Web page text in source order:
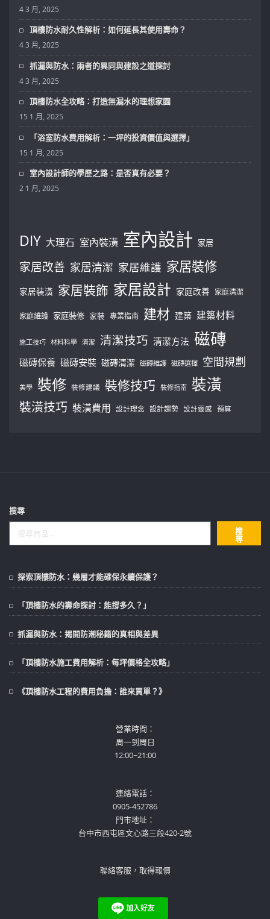
4 3 月, 2025
頂樓防水耐久性解析：如何延長其使用壽命？
4 3 月, 2025
抓漏與防水：兩者的異同與建設之道探討
4 3 月, 2025
頂樓防水全攻略：打造無漏水的理想家園
15 1 月, 2025
「浴室防水費用解析：一坪的投資價值與選擇」
15 1 月, 2025
室內設計師的學歷之路：是否真有必要？
2 1 月, 2025
DIY 大理石 室內裝潢 室內設計 家居
家居改善 家居清潔 家居維護 家居裝修
家居裝潢 家居裝飾 家居設計 家庭改善 家庭清潔
家庭維護 家庭裝修 家裝 專業指南 建材 建築 建築材料
施工技巧 材料科學 清潔 清潔技巧 清潔方法 磁磚
磁磚保養 磁磚安裝 磁磚清潔 磁磚維護 磁磚選擇 空間規劃
美學 裝修 裝修建議 裝修技巧 裝修指南 裝潢
裝潢技巧 裝潢費用 設計理念 設計趨勢 設計靈感 預算
搜尋
搜
尋
探索頂樓防水：幾層才能確保永續保護？
「頂樓防水的壽命探討：能撐多久？」
抓漏與防水：揭開防潮秘籍的真相與差異
「頂樓防水施工費用解析：每坪價格全攻略」
《頂樓防水工程的費用負擔：誰來買單？》
營業時間：
周一到周日
12:00~21:00
連絡電話：
0905-452786
門市地址：
台中市西屯區文心路三段420-2號
聯絡客服，取得報價